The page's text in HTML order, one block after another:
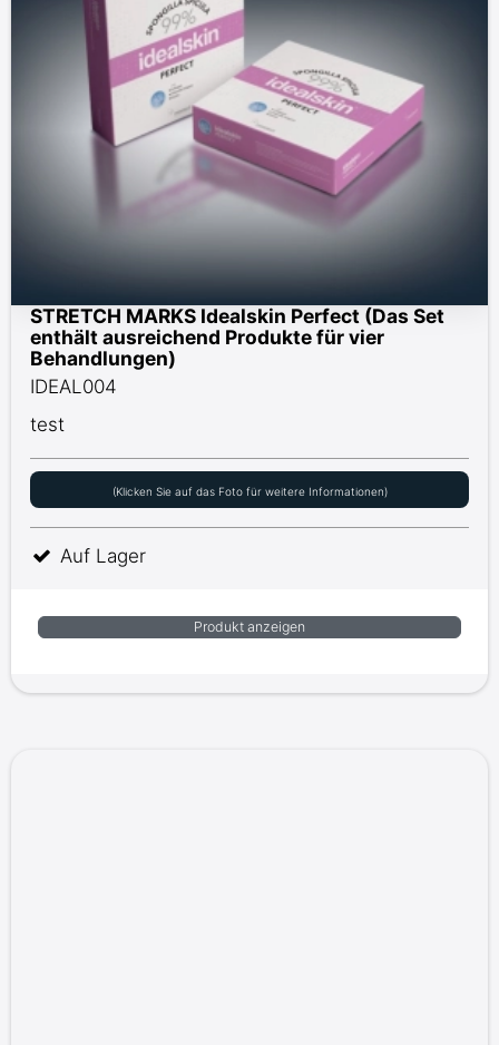
STRETCH MARKS Idealskin Perfect (Das Set
enthält ausreichend Produkte für vier
Behandlungen)
IDEAL004
test
(Klicken Sie auf das Foto für weitere Informationen)
Auf Lager
Produkt anzeigen